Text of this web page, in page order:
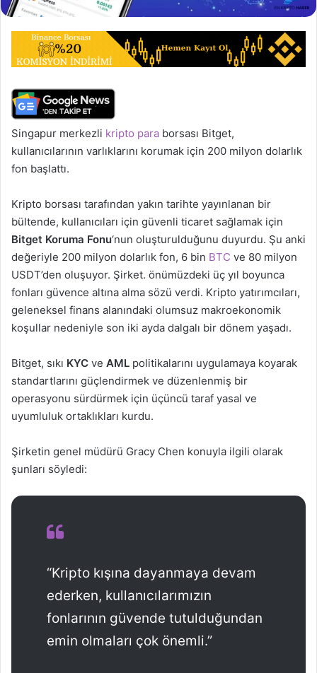
Singapur merkezli kripto para borsası Bitget,
kullanıcılarının varlıklarını korumak için 200 milyon dolarlık
fon başlattı.
Kripto borsası tarafından yakın tarihte yayınlanan bir
bültende, kullanıcıları için güvenli ticaret sağlamak için
Bitget Koruma Fonu‘nun oluşturulduğunu duyurdu. Şu anki
değeriyle 200 milyon dolarlık fon, 6 bin BTC ve 80 milyon
USDT’den oluşuyor. Şirket. önümüzdeki üç yıl boyunca
fonları güvence altına alma sözü verdi. Kripto yatırımcıları,
geleneksel finans alanındaki olumsuz makroekonomik
koşullar nedeniyle son iki ayda dalgalı bir dönem yaşadı.
Bitget, sıkı KYC ve AML politikalarını uygulamaya koyarak
standartlarını güçlendirmek ve düzenlenmiş bir
operasyonu sürdürmek için üçüncü taraf yasal ve
uyumluluk ortaklıkları kurdu.
Şirketin genel müdürü Gracy Chen konuyla ilgili olarak
şunları söyledi:
“Kripto kışına dayanmaya devam
ederken, kullanıcılarımızın
fonlarının güvende tutulduğundan
emin olmaları çok önemli.”